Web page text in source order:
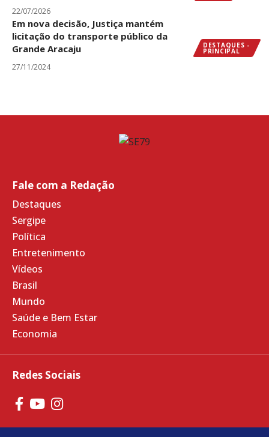
22/07/2026
DESTAQUES -
PRINCIPAL
Em nova decisão, Justiça mantém
licitação do transporte público da
Grande Aracaju
27/11/2024
Redes Sociais
Fale com a Redação
Destaques
Sergipe
Política
Entretenimento
Vídeos
Brasil
Mundo
Saúde e Bem Estar
Economia